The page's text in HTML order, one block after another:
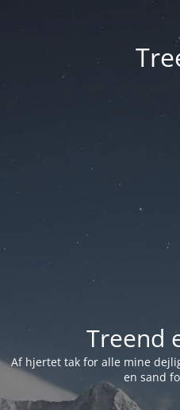
Treend
Af hjertet tak for alle mine
en sand